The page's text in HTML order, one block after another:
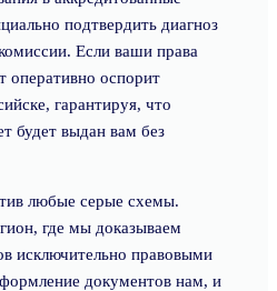
подтвердить диагноз
Если ваши права
оперативно оспорит
гарантируя, что
будет выдан вам без
любые серые схемы.
где мы доказываем
исключительно правовыми
документов нам, и